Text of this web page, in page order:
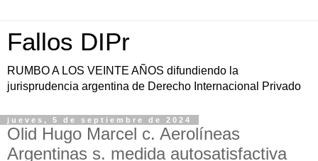
Fallos DIPr
RUMBO A LOS VEINTE AÑOS difundiendo la
jurisprudencia argentina de Derecho Internacional Privado
jueves, 5 de septiembre de 2024
Olid Hugo Marcel c. Aerolíneas
Argentinas s. medida autosatisfactiva